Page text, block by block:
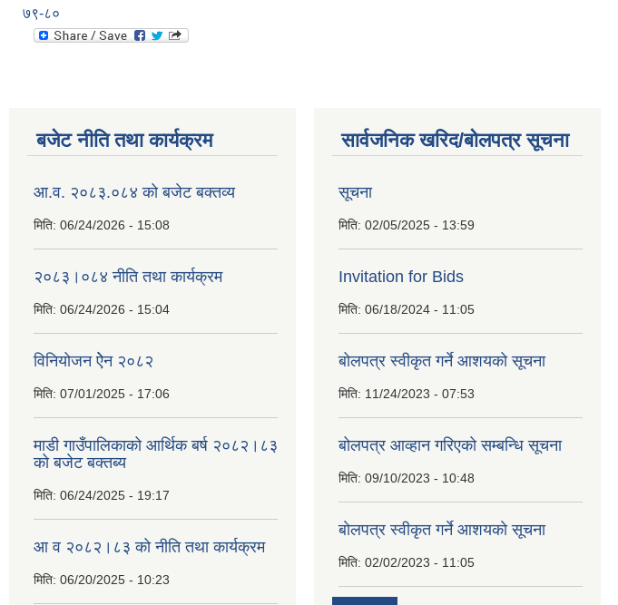
७९-८०
बजेट नीति तथा कार्यक्रम
आ.व. २०८३.०८४ को बजेट बक्तव्य
मिति: 06/24/2026 - 15:08
२०८३।०८४ नीति तथा कार्यक्रम
मिति: 06/24/2026 - 15:04
विनियोजन ऐेन २०८२
मिति: 07/01/2025 - 17:06
माडी गाउँपालिकाको आर्थिक बर्ष २०८२।८३
को बजेट बक्तब्य
मिति: 06/24/2025 - 19:17
आ व २०८२।८३ को नीति तथा कार्यक्रम
मिति: 06/20/2025 - 10:23
सार्वजनिक खरिद/बोलपत्र सूचना
सूचना
मिति: 02/05/2025 - 13:59
Invitation for Bids
मिति: 06/18/2024 - 11:05
बोलपत्र स्वीकृत गर्ने आशयको सूचना
मिति: 11/24/2023 - 07:53
बोलपत्र आव्हान गरिएको सम्बन्धि सूचना
मिति: 09/10/2023 - 10:48
बाेलपत्र स्वीकृत गर्ने आशयकाे सूचना
मिति: 02/02/2023 - 11:05